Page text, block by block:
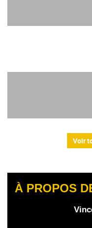
Voir
À PROPOS